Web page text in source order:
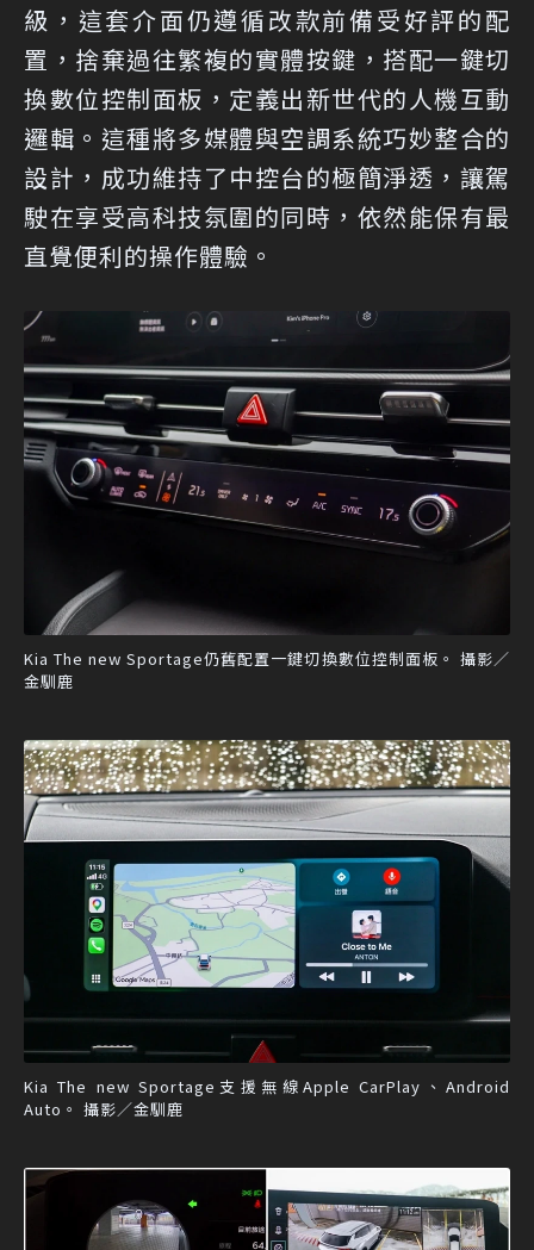
級，這套介面仍遵循改款前備受好評的配
置，捨棄過往繁複的實體按鍵，搭配一鍵切
換數位控制面板，定義出新世代的人機互動
邏輯。這種將多媒體與空調系統巧妙整合的
設計，成功維持了中控台的極簡淨透，讓駕
駛在享受高科技氛圍的同時，依然能保有最
直覺便利的操作體驗。
Kia The new Sportage仍舊配置一鍵切換數位控制面板。 攝影／
金馴鹿
Kia The new Sportage支援無線Apple CarPlay、Android
Auto。 攝影／金馴鹿